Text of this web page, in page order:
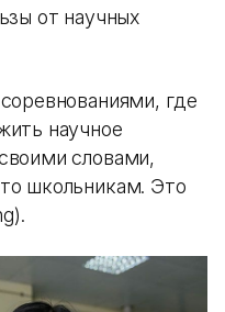
от научных
где
научное
словами,
школьникам. Это